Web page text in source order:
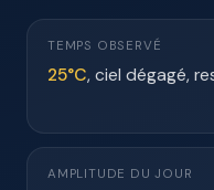
TEMPS OBSERVÉ
25°C, ciel dégagé,
AMPLITUDE DU JOUR